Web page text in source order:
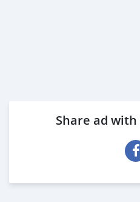
Share ad